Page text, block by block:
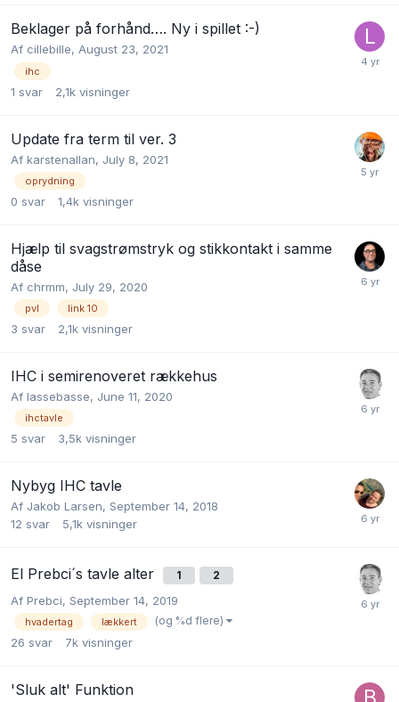
Beklager på forhånd…. Ny i spillet :-)
Af cillebille, August 23, 2021
ihc
1 svar 2,1k visninger
Update fra term til ver. 3
Af karstenallan, July 8, 2021
oprydning
0 svar 1,4k visninger
Hjælp til svagstrømstryk og stikkontakt i samme
dåse
Af chrmm, July 29, 2020
pvl link 10
3 svar 2,1k visninger
IHC i semirenoveret rækkehus
Af lassebasse, June 11, 2020
ihctavle
5 svar 3,5k visninger
Nybyg IHC tavle
Af Jakob Larsen, September 14, 2018
12 svar 5,1k visninger
El Prebci´s tavle alter 1 2
Af Prebci, September 14, 2019
hvadertag lækkert (og %d flere)
26 svar 7k visninger
'Sluk alt' Funktion